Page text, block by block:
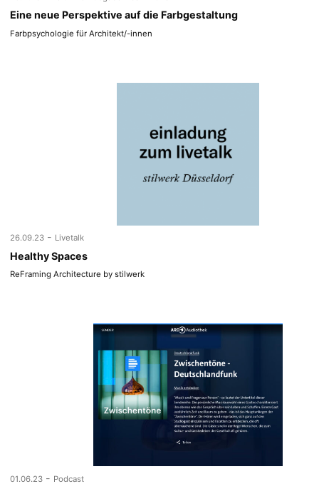
Eine neue Perspektive auf die Farbgestaltung
Farbpsychologie für Architekt/-innen
26.09.23 - Livetalk
Healthy Spaces
ReFraming Architecture by stilwerk
01.06.23 - Podcast